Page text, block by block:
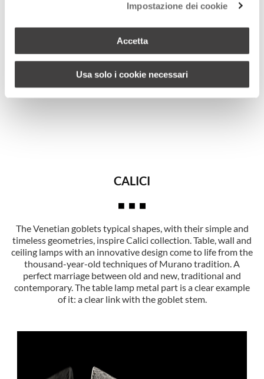
Impostazione dei cookie
Accetta
Usa solo i cookie necessari
CALICI
The Venetian goblets typical shapes, with their simple and
timeless geometries, inspire Calici collection. Table, wall and
ceiling lamps with an innovative design come to life from the
thousand-year-old techniques of Murano tradition. A
perfect marriage between old and new, traditional and
contemporary. The table lamp metal part is a clear example
of it: a clear link with the goblet stem.